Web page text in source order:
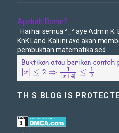
Apakah Benar?
Hai hai semua ^_^ aye Admin K.
KnK Land. Kali ini aye akan
pembuktian matematika sed...
THIS BLOG IS